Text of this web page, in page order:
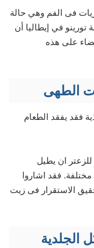
فى الفم وهي حالة
في إيطاليا أن
على هذه
فقد يفقد الطعام
ان يطيل
فقد اشاروا
الاستقرار فى زيت
الجلدية